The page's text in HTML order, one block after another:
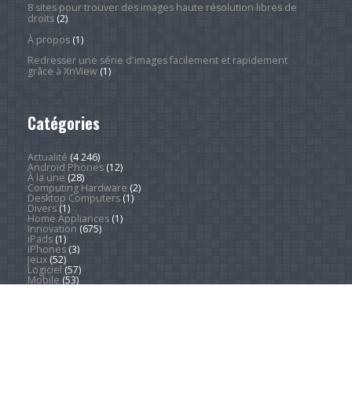
8 sites pour trouver des images haute résolution libres de
droits(2)
À propos(1)
Redresser une série d'images facilement et rapidement
grâce à XnView(1)
Catégories
Actualité (4 246)
Android Phones(12)
À la une (28)
Computing Hardware (2)
Desktop Computers(1)
Divers(1)
Home Appliances(1)
Innovation (675)
iPads(1)
iPhones(3)
Jeux(52)
Logiciel (57)
Mobile (53)